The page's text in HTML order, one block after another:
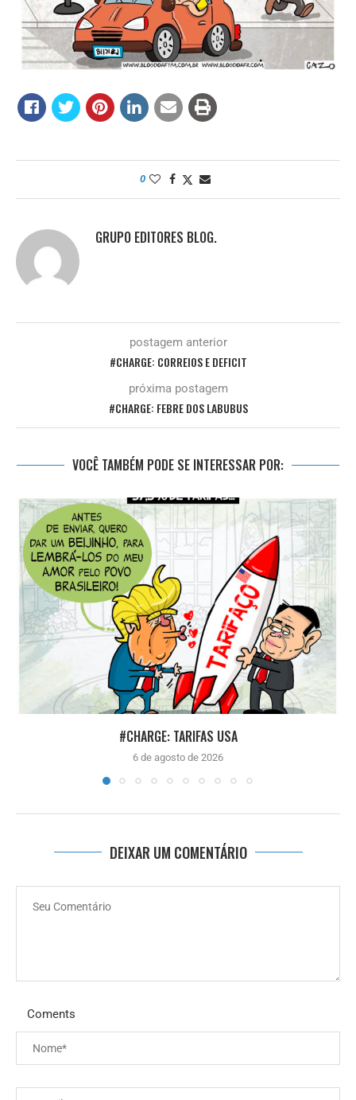
0
GRUPO EDITORES BLOG.
postagem anterior
#CHARGE: CORREIOS E DEFICIT
próxima postagem
#CHARGE: FEBRE DOS LABUBUS
VOCÊ TAMBÉM PODE SE INTERESSAR POR:
#CHARGE: TARIFAS USA
6 de agosto de 2026
DEIXAR UM COMENTÁRIO
Coments